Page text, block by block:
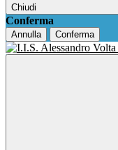
Chiudi
Conferma
Annulla Conferma